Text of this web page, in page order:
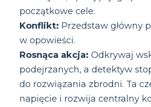
początkowe cele.
Konflikt: Przedstaw główny
w opowieści.
Rosnąca akcja: Odkrywaj
podejrzanych, a detektyw
do rozwiązania zbrodni. Ta
napięcie i rozwija centralny